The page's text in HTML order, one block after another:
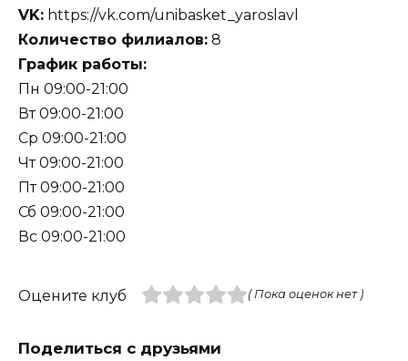
VK: https://vk.com/unibasket_yaroslavl
Количество филиалов: 8
График работы:
Пн 09:00-21:00
Вт 09:00-21:00
Ср 09:00-21:00
Чт 09:00-21:00
Пт 09:00-21:00
Сб 09:00-21:00
Вс 09:00-21:00
Оцените клуб ( Пока оценок нет )
Поделиться с друзьями